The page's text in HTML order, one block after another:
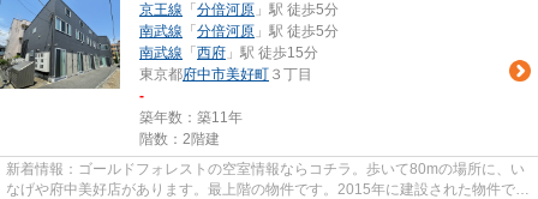
京王線 「 分倍河原 」駅 徒歩5分
南武線 「 分倍河原 」駅 徒歩5分
南武線 「 西府 」駅 徒歩15分
東京都府中市美好町 ３丁目
-
築年数：築11年
階数：2階建
新着情報：ゴールドフォレストの空室情報ならコチラ。歩いて80mの場所に、い
なげや府中美好店があります。最上階の物件です。2015年に建設された物件で